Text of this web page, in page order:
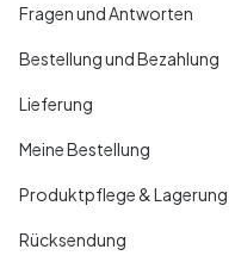
Fragen und Antworten
Bestellung und Bezahlung
Lieferung
Meine Bestellung
Produktpflege & Lagerung
Rücksendung